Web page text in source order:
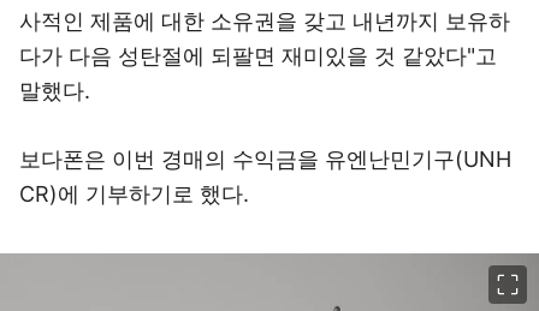
사적인 제품에 대한 소유권을 갖고 내년까지 보유하
다가 다음 성탄절에 되팔면 재미있을 것 같았다"고
말했다.
보다폰은 이번 경매의 수익금을 유엔난민기구(UNH
CR)에 기부하기로 했다.